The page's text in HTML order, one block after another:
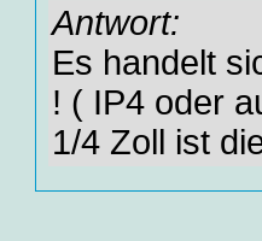
Antwort:
Es handelt
! ( IP4 oder
1/4 Zoll ist